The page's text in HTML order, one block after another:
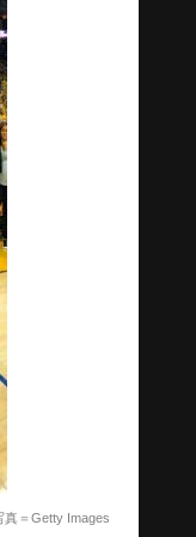
真＝Getty Images